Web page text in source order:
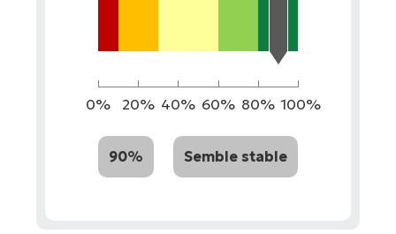
0% 20% 40% 60% 80% 100%
90% Semble stable